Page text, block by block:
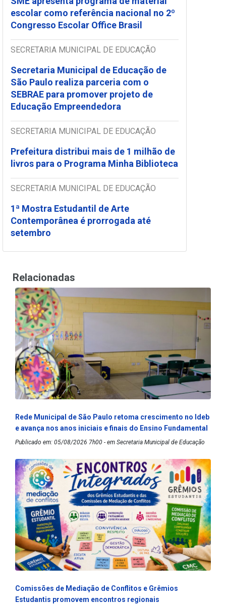
escolar como referência nacional no 2º
Congresso Escolar Office Brasil
SECRETARIA MUNICIPAL DE EDUCAÇÃO
Secretaria Municipal de Educação de
São Paulo realiza parceria com o
SEBRAE para promover projeto de
Educação Empreendedora
SECRETARIA MUNICIPAL DE EDUCAÇÃO
Prefeitura distribui mais de 1 milhão de
livros para o Programa Minha Biblioteca
SECRETARIA MUNICIPAL DE EDUCAÇÃO
1ª Mostra Estudantil de Arte
Contemporânea é prorrogada até
setembro
Relacionadas
Rede Municipal de São Paulo retoma crescimento no Ideb
e avança nos anos iniciais e finais do Ensino Fundamental
Publicado em: 05/08/2026 7h00 - em Secretaria Municipal de Educação
Comissões de Mediação de Conflitos e Grêmios
Estudantis promovem encontros regionais